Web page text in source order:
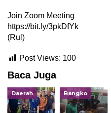
Join Zoom Meeting
https://bit.ly/3pkDfYk
(Rul)
Post Views: 100
Baca Juga
Daerah Bangko